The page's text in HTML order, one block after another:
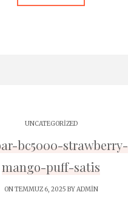
UNCATEGORIZED
bc5000-strawberry-
mango-puff-satis
ON TEMMUZ 6, 2025 BYADMIN